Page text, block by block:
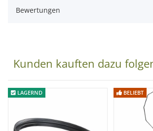
° Mit Easy-Snap-Funktion
° Für Objektive mit 77 mm
Technische Details:
Filterdurchmesser(Objektiv): 77mm
Bewertungen
Kunden kauften dazu
LAGERND BELIEBT